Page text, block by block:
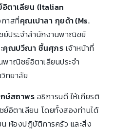
ตาเลียน (Italian
กาสที่คุณเปาลา กุยด้า(Ms.
ประจำสำนักงานพาณิชย์
คุณปวีณา ชิ้นศุภร เจ้าหน้าที่
พาณิชย์อิตาเลียนประจำ
ทยาลัย
ษ์สถาพร อธิการบดี ให้เกียรติ
อิตาเลียน โดยทั้งสองท่านได้
ห้องปฎิบัติการครัว และสิ่ง